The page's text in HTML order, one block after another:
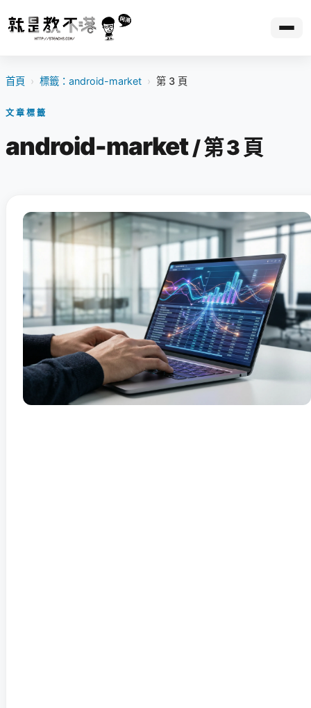
首頁 › 標籤：android-market › 第 3 頁
文章標籤
android-market/ 第 3 頁